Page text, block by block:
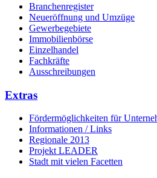
Branchenregister
Neueröffnung und Umzüge
Gewerbegebiete
Immobilienbörse
Einzelhandel
Fachkräfte
Ausschreibungen
Extras
Fördermöglichkeiten für
Informationen / Links
Regionale 2013
Projekt LEADER
Stadt mit vielen Facetten